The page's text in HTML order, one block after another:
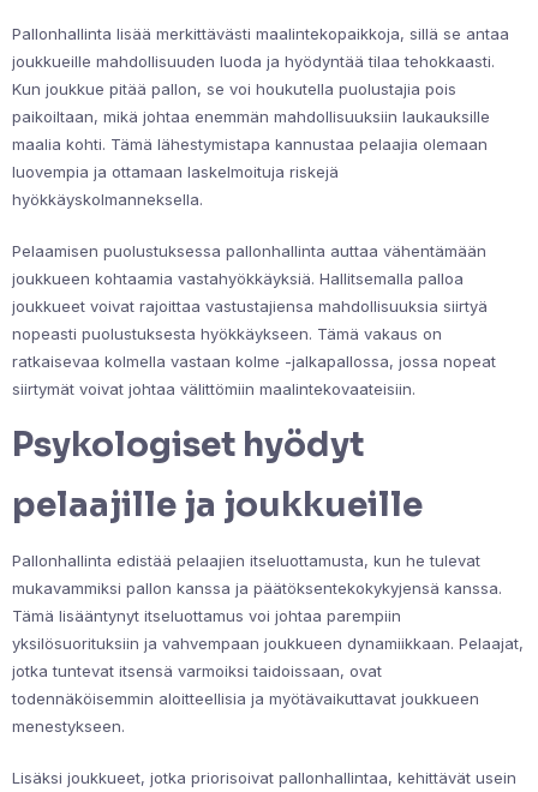
Pallonhallinta lisää merkittävästi maalintekopaikkoja, sillä se antaa
joukkueille mahdollisuuden luoda ja hyödyntää tilaa tehokkaasti.
Kun joukkue pitää pallon, se voi houkutella puolustajia pois
paikoiltaan, mikä johtaa enemmän mahdollisuuksiin laukauksille
maalia kohti. Tämä lähestymistapa kannustaa pelaajia olemaan
luovempia ja ottamaan laskelmoituja riskejä
hyökkäyskolmanneksella.
Pelaamisen puolustuksessa pallonhallinta auttaa vähentämään
joukkueen kohtaamia vastahyökkäyksiä. Hallitsemalla palloa
joukkueet voivat rajoittaa vastustajiensa mahdollisuuksia siirtyä
nopeasti puolustuksesta hyökkäykseen. Tämä vakaus on
ratkaisevaa kolmella vastaan kolme -jalkapallossa, jossa nopeat
siirtymät voivat johtaa välittömiin maalintekovaateisiin.
Psykologiset hyödyt
pelaajille ja joukkueille
Pallonhallinta edistää pelaajien itseluottamusta, kun he tulevat
mukavammiksi pallon kanssa ja päätöksentekokykyjensä kanssa.
Tämä lisääntynyt itseluottamus voi johtaa parempiin
yksilösuorituksiin ja vahvempaan joukkueen dynamiikkaan. Pelaajat,
jotka tuntevat itsensä varmoiksi taidoissaan, ovat
todennäköisemmin aloitteellisia ja myötävaikuttavat joukkueen
menestykseen.
Lisäksi joukkueet, jotka priorisoivat pallonhallintaa, kehittävät usein